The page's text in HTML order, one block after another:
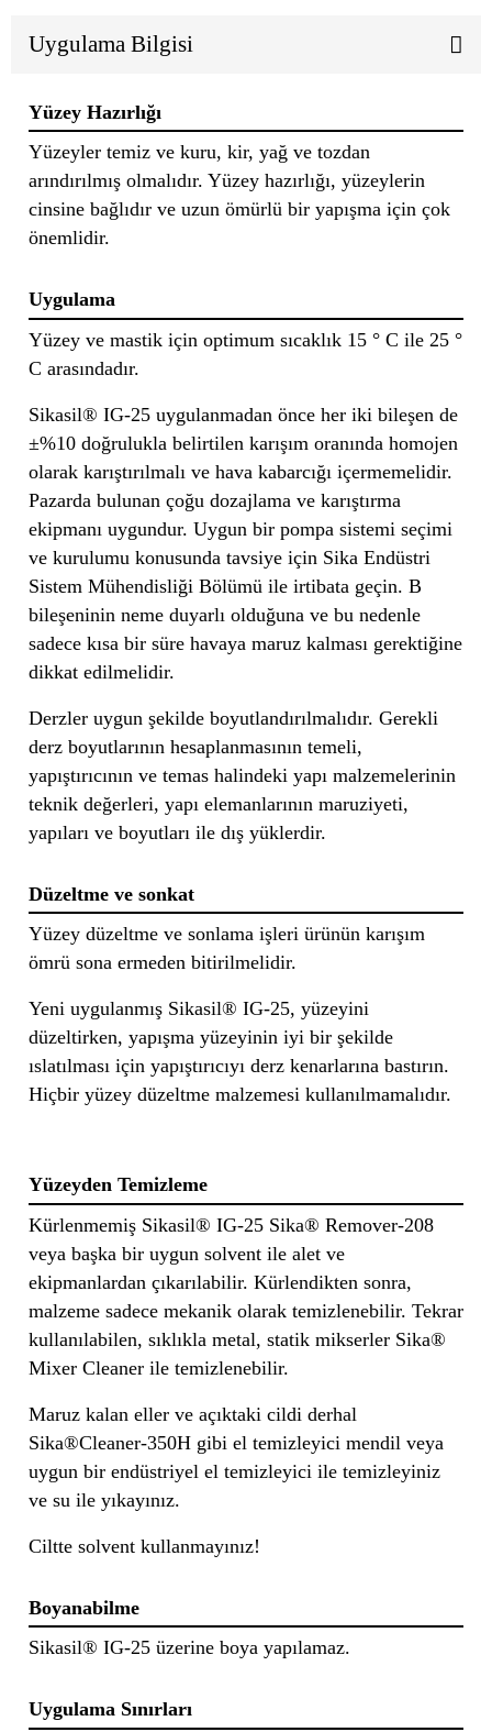
Uygulama Bilgisi
Yüzey Hazırlığı
Yüzeyler temiz ve kuru, kir, yağ ve tozdan
arındırılmış olmalıdır. Yüzey hazırlığı, yüzeylerin
cinsine bağlıdır ve uzun ömürlü bir yapışma için çok
önemlidir.
Uygulama
Yüzey ve mastik için optimum sıcaklık 15 ° C ile 25 °
C arasındadır.
Sikasil® IG-25 uygulanmadan önce her iki bileşen de
±%10 doğrulukla belirtilen karışım oranında homojen
olarak karıştırılmalı ve hava kabarcığı içermemelidir.
Pazarda bulunan çoğu dozajlama ve karıştırma
ekipmanı uygundur. Uygun bir pompa sistemi seçimi
ve kurulumu konusunda tavsiye için Sika Endüstri
Sistem Mühendisliği Bölümü ile irtibata geçin. B
bileşeninin neme duyarlı olduğuna ve bu nedenle
sadece kısa bir süre havaya maruz kalması gerektiğine
dikkat edilmelidir.
Derzler uygun şekilde boyutlandırılmalıdır. Gerekli
derz boyutlarının hesaplanmasının temeli,
yapıştırıcının ve temas halindeki yapı malzemelerinin
teknik değerleri, yapı elemanlarının maruziyeti,
yapıları ve boyutları ile dış yüklerdir.
Düzeltme ve sonkat
Yüzey düzeltme ve sonlama işleri ürünün karışım
ömrü sona ermeden bitirilmelidir.
Yeni uygulanmış Sikasil® IG-25, yüzeyini
düzeltirken, yapışma yüzeyinin iyi bir şekilde
ıslatılması için yapıştırıcıyı derz kenarlarına bastırın.
Hiçbir yüzey düzeltme malzemesi kullanılmamalıdır.
Yüzeyden Temizleme
Kürlenmemiş Sikasil® IG-25 Sika® Remover-208
veya başka bir uygun solvent ile alet ve
ekipmanlardan çıkarılabilir. Kürlendikten sonra,
malzeme sadece mekanik olarak temizlenebilir. Tekrar
kullanılabilen, sıklıkla metal, statik mikserler Sika®
Mixer Cleaner ile temizlenebilir.
Maruz kalan eller ve açıktaki cildi derhal
Sika®Cleaner-350H gibi el temizleyici mendil veya
uygun bir endüstriyel el temizleyici ile temizleyiniz
ve su ile yıkayınız.
Ciltte solvent kullanmayınız!
Boyanabilme
Sikasil® IG-25 üzerine boya yapılamaz.
Uygulama Sınırları